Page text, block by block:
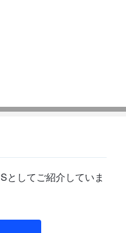
としてご紹介していま